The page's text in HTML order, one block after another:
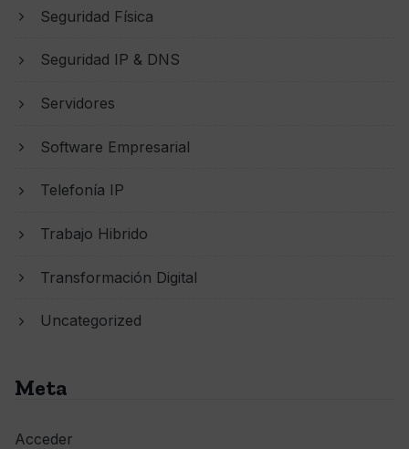
Seguridad Física
Seguridad IP & DNS
Servidores
Software Empresarial
Telefonía IP
Trabajo Hibrido
Transformación Digital
Uncategorized
Meta
Acceder